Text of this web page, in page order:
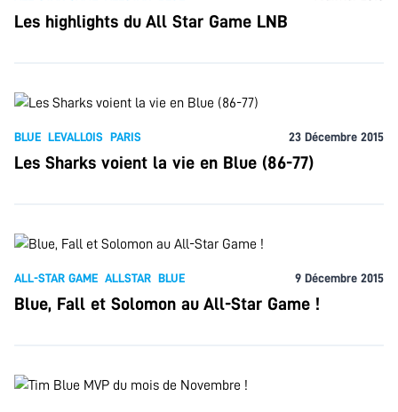
Les highlights du All Star Game LNB
BLUE LEVALLOIS PARIS 23 Décembre 2015
Les Sharks voient la vie en Blue (86-77)
ALL-STAR GAME ALLSTAR BLUE 9 Décembre 2015
Blue, Fall et Solomon au All-Star Game !